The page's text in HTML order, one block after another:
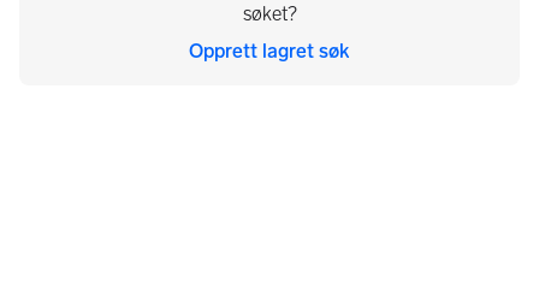
søket?
Opprett lagret søk